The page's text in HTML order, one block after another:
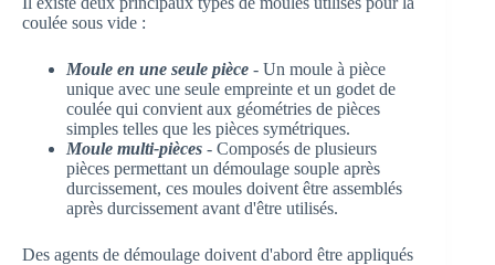
coulée sous vide :
Moule en une seule pièce - Un moule à pièce
unique avec une seule empreinte et un godet de
coulée qui convient aux géométries de pièces
simples telles que les pièces symétriques.
Moule multi-pièces - Composés de plusieurs
pièces permettant un démoulage souple après
durcissement, ces moules doivent être assemblés
après durcissement avant d'être utilisés.
Des agents de démoulage doivent d'abord être appliqués